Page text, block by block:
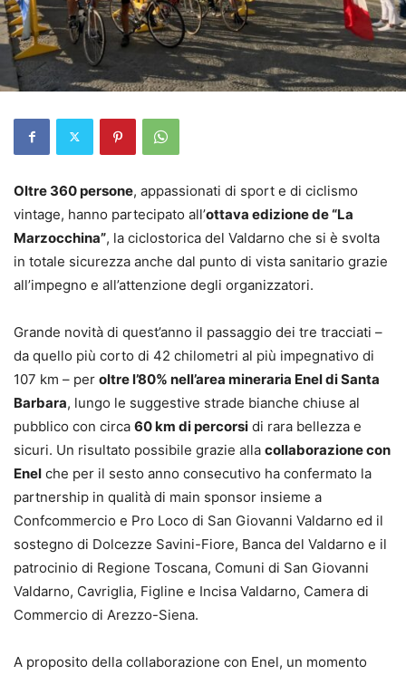
Oltre 360 persone, appassionati di sport e di ciclismo
vintage, hanno partecipato all’ottava edizione de “La
Marzocchina”, la ciclostorica del Valdarno che si è svolta
in totale sicurezza anche dal punto di vista sanitario grazie
all’impegno e all’attenzione degli organizzatori.
Grande novità di quest’anno il passaggio dei tre tracciati –
da quello più corto di 42 chilometri al più impegnativo di
107 km – per oltre l’80% nell’area mineraria Enel di Santa
Barbara, lungo le suggestive strade bianche chiuse al
pubblico con circa 60 km di percorsi di rara bellezza e
sicuri. Un risultato possibile grazie alla collaborazione con
Enel che per il sesto anno consecutivo ha confermato la
partnership in qualità di main sponsor insieme a
Confcommercio e Pro Loco di San Giovanni Valdarno ed il
sostegno di Dolcezze Savini-Fiore, Banca del Valdarno e il
patrocinio di Regione Toscana, Comuni di San Giovanni
Valdarno, Cavriglia, Figline e Incisa Valdarno, Camera di
Commercio di Arezzo-Siena.
A proposito della collaborazione con Enel, un momento